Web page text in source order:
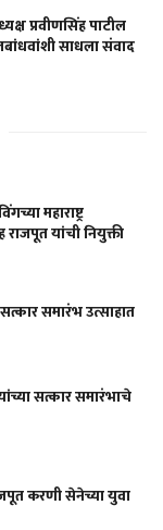
प्रवीणसिंह पाटील
साधला संवाद
महाराष्ट्र
यांची नियुक्ती
समारंभ उत्साहात
सत्कार समारंभाचे
करणी सेनेच्या युवा